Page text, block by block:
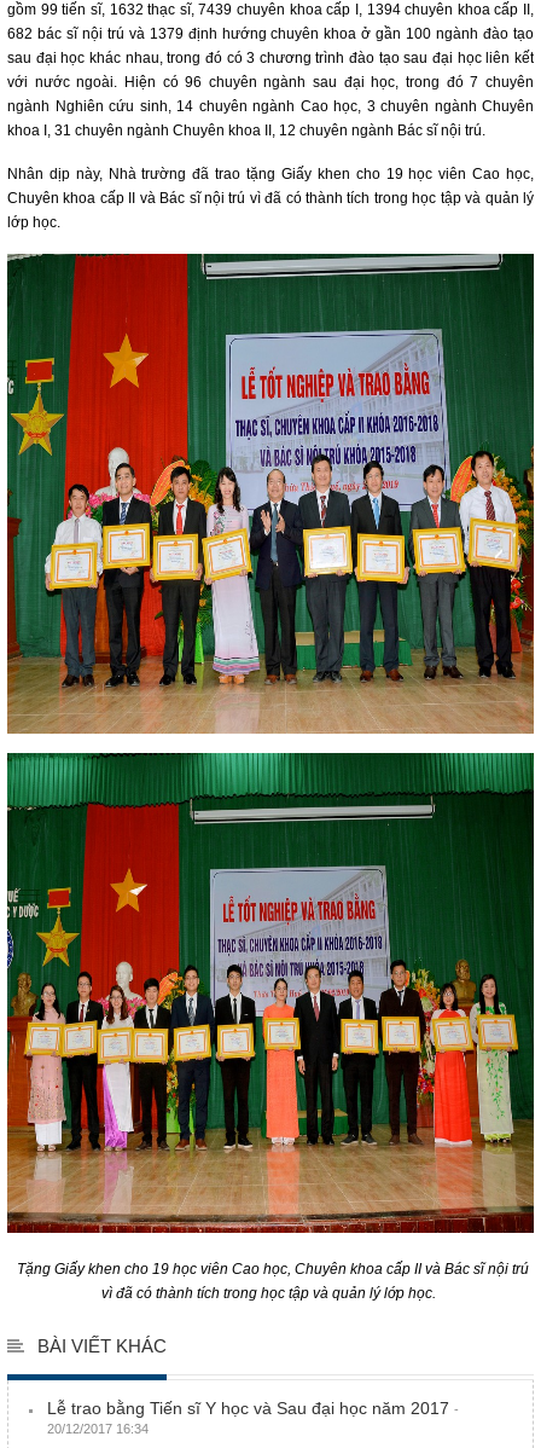
gồm 99 tiến sĩ, 1632 thạc sĩ, 7439 chuyên khoa cấp I, 1394 chuyên khoa cấp II,
682 bác sĩ nội trú và 1379 định hướng chuyên khoa ở gần 100 ngành đào tạo
sau đại học khác nhau, trong đó có 3 chương trình đào tạo sau đại học liên kết
với nước ngoài. Hiện có 96 chuyên ngành sau đại học, trong đó 7 chuyên
ngành Nghiên cứu sinh, 14 chuyên ngành Cao học, 3 chuyên ngành Chuyên
khoa I, 31 chuyên ngành Chuyên khoa II, 12 chuyên ngành Bác sĩ nội trú.
Nhân dịp này, Nhà trường đã trao tặng Giấy khen cho 19 học viên Cao học,
Chuyên khoa cấp II và Bác sĩ nội trú vì đã có thành tích trong học tập và quản lý
lớp học.
Tặng Giấy khen cho 19 học viên Cao học, Chuyên khoa cấp II và Bác sĩ nội trú
vì đã có thành tích trong học tập và quản lý lớp học.
BÀI VIẾT KHÁC
Lễ trao bằng Tiến sĩ Y học và Sau đại học năm 2017 -
20/12/2017 16:34